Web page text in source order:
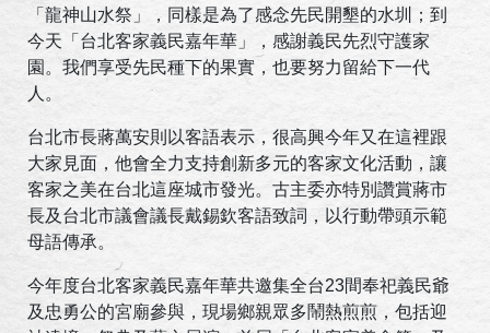
「龍神山水祭」，同樣是為了感念先民開墾的水圳；到
今天「台北客家義民嘉年華」，感謝義民先烈守護家
園。我們享受先民種下的果實，也要努力留給下一代
人。
台北市長蔣萬安則以客語表示，很高興今年又在這裡跟
大家見面，他會全力支持創新多元的客家文化活動，讓
客家之美在台北這座城市發光。古主委亦特別讚賞蔣市
長及台北市議會議長戴錫欽客語致詞，以行動帶頭示範
母語傳承。
今年度台北客家義民嘉年華共邀集全台23間奉祀義民爺
及忠勇公的宮廟參與，現場鄉親眾多鬧熱煎煎，包括迎